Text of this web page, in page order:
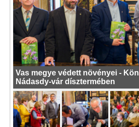
Vas megye védett növényei -
Nádasdy-vár dísztermében